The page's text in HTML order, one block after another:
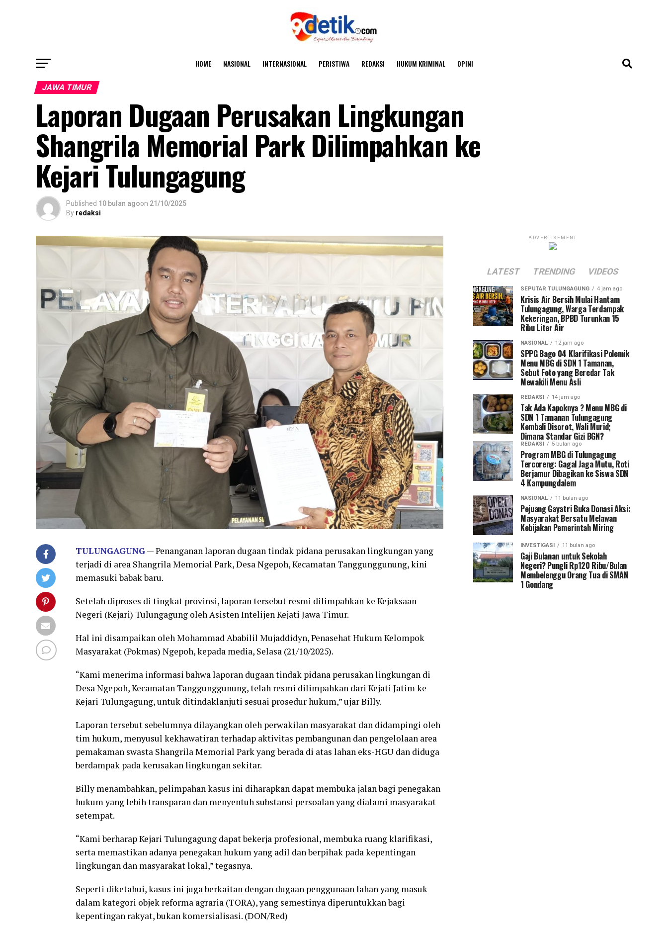
HOME NASIONAL INTERNASIONAL PERISTIWA REDAKSI HUKUM KRIMINAL OPINI
JAWA TIMUR
Laporan Dugaan Perusakan Lingkungan
Shangrila Memorial Park Dilimpahkan ke
Kejari Tulungagung
Published 10 bulan agoon 21/10/2025
By redaksi
TULUNGAGUNG— Penanganan laporan dugaan tindak pidana perusakan lingkungan yang
terjadi di area Shangrila Memorial Park, Desa Ngepoh, Kecamatan Tanggunggunung, kini
memasuki babak baru.
Setelah diproses di tingkat provinsi, laporan tersebut resmi dilimpahkan ke Kejaksaan
Negeri (Kejari) Tulungagung oleh Asisten Intelijen Kejati Jawa Timur.
Hal ini disampaikan oleh Mohammad Ababilil Mujaddidyn, Penasehat Hukum Kelompok
Masyarakat (Pokmas) Ngepoh, kepada media, Selasa (21/10/2025).
“Kami menerima informasi bahwa laporan dugaan tindak pidana perusakan lingkungan di
Desa Ngepoh, Kecamatan Tanggunggunung, telah resmi dilimpahkan dari Kejati Jatim ke
Kejari Tulungagung, untuk ditindaklanjuti sesuai prosedur hukum,” ujar Billy.
Laporan tersebut sebelumnya dilayangkan oleh perwakilan masyarakat dan didampingi oleh
tim hukum, menyusul kekhawatiran terhadap aktivitas pembangunan dan pengelolaan area
pemakaman swasta Shangrila Memorial Park yang berada di atas lahan eks-HGU dan diduga
berdampak pada kerusakan lingkungan sekitar.
Billy menambahkan, pelimpahan kasus ini diharapkan dapat membuka jalan bagi penegakan
hukum yang lebih transparan dan menyentuh substansi persoalan yang dialami masyarakat
setempat.
“Kami berharap Kejari Tulungagung dapat bekerja profesional, membuka ruang klarifikasi,
serta memastikan adanya penegakan hukum yang adil dan berpihak pada kepentingan
lingkungan dan masyarakat lokal,” tegasnya.
Seperti diketahui, kasus ini juga berkaitan dengan dugaan penggunaan lahan yang masuk
dalam kategori objek reforma agraria (TORA), yang semestinya diperuntukkan bagi
kepentingan rakyat, bukan komersialisasi. (DON/Red)
ADVERTISEMENT
LATEST TRENDING VIDEOS
SEPUTAR TULUNGAGUNG 4 jam ago
Krisis Air Bersih Mulai Hantam
Tulungagung, Warga Terdampak
Kekeringan, BPBD Turunkan 15
Ribu Liter Air
NASIONAL 12 jam ago
SPPG Bago 04 Klarifikasi Polemik
Menu MBG di SDN 1 Tamanan,
Sebut Foto yang Beredar Tak
Mewakili Menu Asli
REDAKSI 14 jam ago
Tak Ada Kapoknya ? Menu MBG di
SDN 1 Tamanan Tulungagung
Kembali Disorot, Wali Murid;
Dimana Standar Gizi BGN?
REDAKSI 5 bulan ago
Program MBG di Tulungagung
Tercoreng: Gagal Jaga Mutu, Roti
Berjamur Dibagikan ke Siswa SDN
4 Kampungdalem
NASIONAL 11 bulan ago
Pejuang Gayatri Buka Donasi Aksi:
Masyarakat Bersatu Melawan
Kebijakan Pemerintah Miring
INVESTIGASI 11 bulan ago
Gaji Bulanan untuk Sekolah
Negeri? Pungli Rp120 Ribu/Bulan
Membelenggu Orang Tua di SMAN
1 Gondang